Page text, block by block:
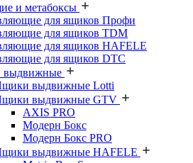
и метабоксы
для ящиков Профи
для ящиков TDM
для ящиков HAFELE
для ящиков DTC
выдвижные
выдвижные Lotti
выдвижные GTV
AXIS PRO
Модерн Бокс
Модерн Бокс PRO
выдвижные HAFELE